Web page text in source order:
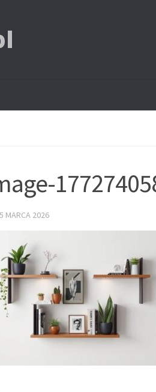
5 MARCA 2026